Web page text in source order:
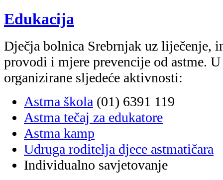
Edukacija
Dječja bolnica Srebrnjak uz liječenje,
provodi i mjere prevencije od astme.
organizirane sljedeće aktivnosti:
Astma škola (01) 6391 119
Astma tečaj za edukatore
Astma kamp
Udruga roditelja djece astmatičara
Individualno savjetovanje